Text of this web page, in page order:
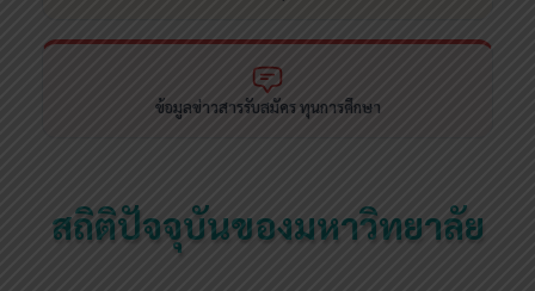
ข้อมูลข่าวสารรับสมัคร ทุนการศึกษา
สถิติปัจจุบันของมหาวิทยาลัย